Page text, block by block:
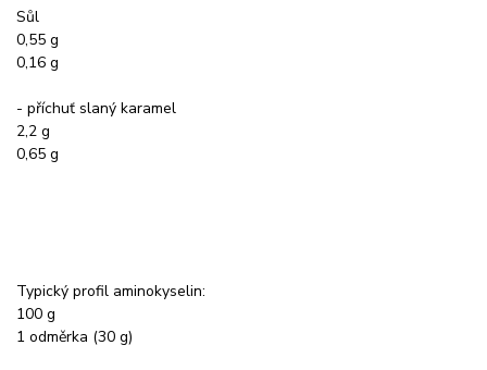
Sůl
0,55 g
0,16 g
- příchuť slaný karamel
2,2 g
0,65 g
Typický profil aminokyselin:
100 g
1 odměrka (30 g)